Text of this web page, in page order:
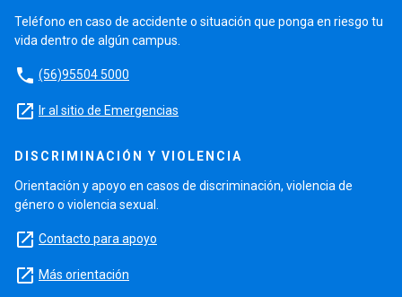
Teléfono en caso de accidente o situación que ponga en riesgo tu
vida dentro de algún campus.
phone (56)95504 5000
launch Ir al sitio de Emergencias
DISCRIMINACIÓN Y VIOLENCIA
Orientación y apoyo en casos de discriminación, violencia de
género o violencia sexual.
launch Contacto para apoyo
launch Más orientación